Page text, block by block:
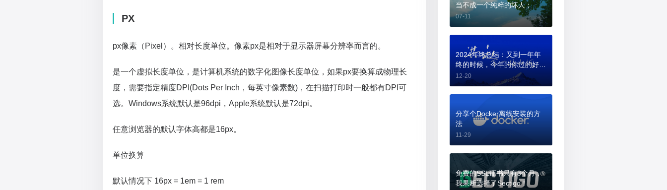
PX
px像素（Pixel）。相对长度单位。像素px是相对于显示器屏幕分辨率而言的。
是一个虚拟长度单位，是计算机系统的数字化图像长度单位，如果px要换算成物理长
度，需要指定精度DPI(Dots Per Inch，每英寸像素数)，在扫描打印时一般都有DPI可
选。Windows系统默认是96dpi，Apple系统默认是72dpi。
任意浏览器的默认字体高都是16px。
单位换算
默认情况下 16px = 1em = 1 rem
当不成一个纯粹的坏人；
07-11
2024年终总结：又到一年年
终的时候，今年的你过的好
吗？
12-20
分享个Docker离线安装的方
法
11-29
免费的SSL证书只有3个月，
我果断选择了Sectigo！